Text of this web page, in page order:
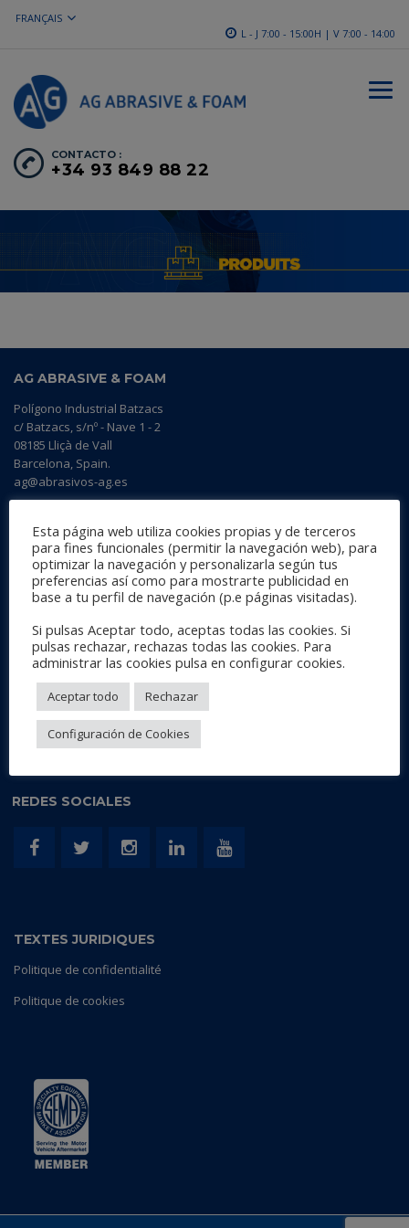
FRANÇAIS
L - J 7:00 - 15:00H | V 7:00 - 14:00
CONTACTO :
+34 93 849 88 22
AG ABRASIVE & FOAM
Polígono Industrial Batzacs
c/ Batzacs, s/nº - Nave 1 - 2
08185 Lliçà de Vall
Barcelona, Spain.
ag@abrasivos-ag.es
HORAIRE
De 7h00 à 15h00 , du LUNDI au JEUDI
Le VENDREDI: 07h00 - 14h00
DERNIÈRES NOUVELLES DU BLOG
AG Abrasive & Foam au SEMA Show Las Vegas 2019
REDES SOCIALES
TEXTES JURIDIQUES
Politique de confidentialité
Politique de cookies
Esta página web utiliza cookies propias y de terceros
para fines funcionales (permitir la navegación web), para
optimizar la navegación y personalizarla según tus
preferencias así como para mostrarte publicidad en
base a tu perfil de navegación (p.e páginas visitadas).
Si pulsas Aceptar todo, aceptas todas las cookies. Si
pulsas rechazar, rechazas todas las cookies. Para
administrar las cookies pulsa en configurar cookies.
Aceptar todo Rechazar
Configuración de Cookies